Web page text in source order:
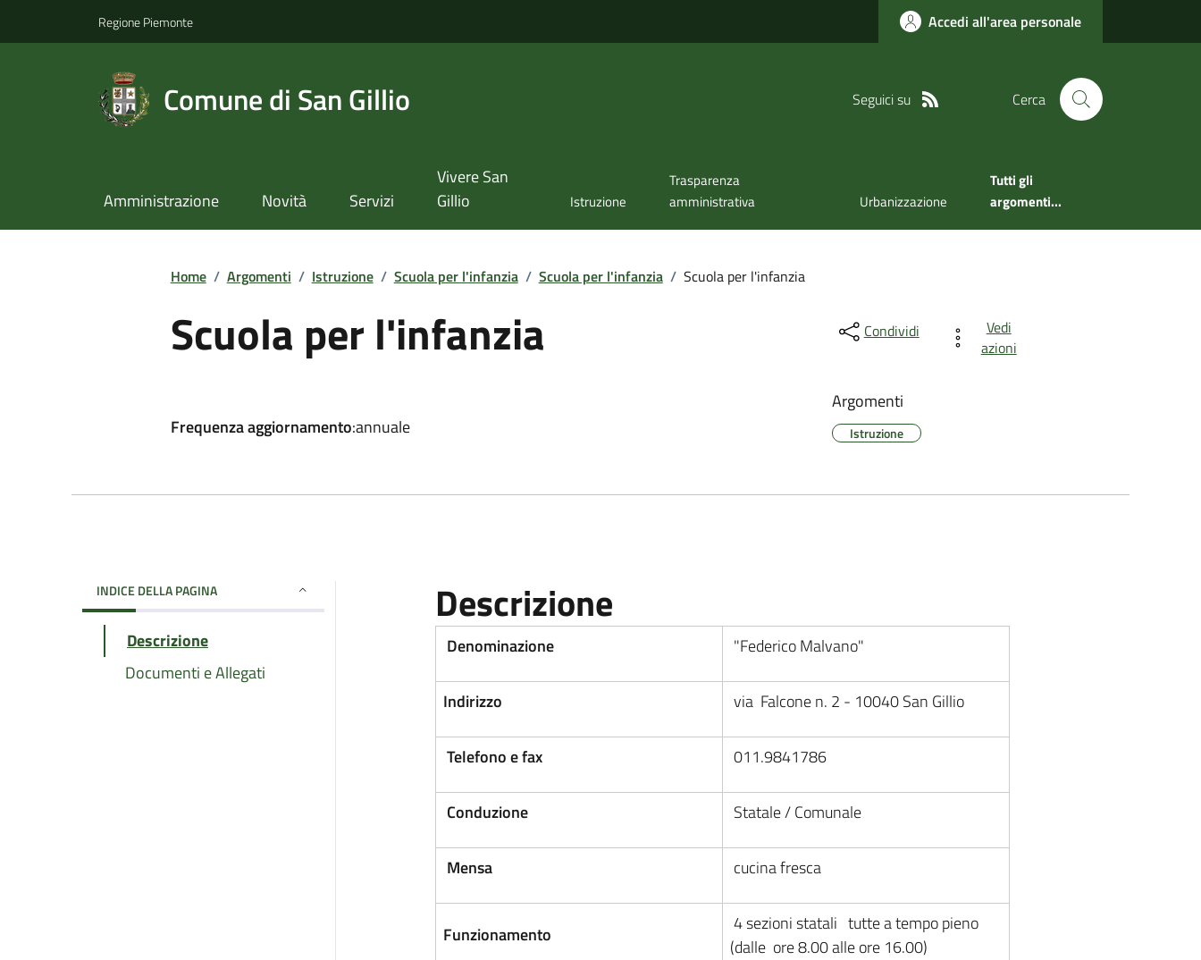
Regione Piemonte Accedi all'area personale
Comune di San Gillio Seguici su Cerca
Amministrazione Novità Servizi
Vivere San
Gillio
Istruzione
Trasparenza
amministrativa
Urbanizzazione
Tutti gli
argomenti...
Home / Argomenti / Istruzione / Scuola per l'infanzia / Scuola per l'infanzia / Scuola per l'infanzia
Scuola per l'infanzia
Frequenza aggiornamento:annuale
Condividi
Vedi
azioni
Argomenti
Istruzione
INDICE DELLA PAGINA
Descrizione
Documenti e Allegati
Descrizione
Denominazione "Federico Malvano"
Indirizzo via Falcone n. 2 - 10040 San Gillio
Telefono e fax 011.9841786
Conduzione Statale / Comunale
Mensa cucina fresca
Funzionamento
4 sezioni statali tutte a tempo pieno
(dalle ore 8.00 alle ore 16.00)